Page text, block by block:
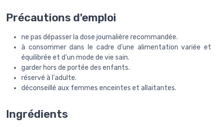
Précautions d'emploi
ne pas dépasser la dose journalière recommandée.
à consommer dans le cadre d'une alimentation variée et
équilibrée et d'un mode de vie sain.
garder hors de portée des enfants.
réservé à l'adulte.
déconseillé aux femmes enceintes et allaitantes.
Ingrédients